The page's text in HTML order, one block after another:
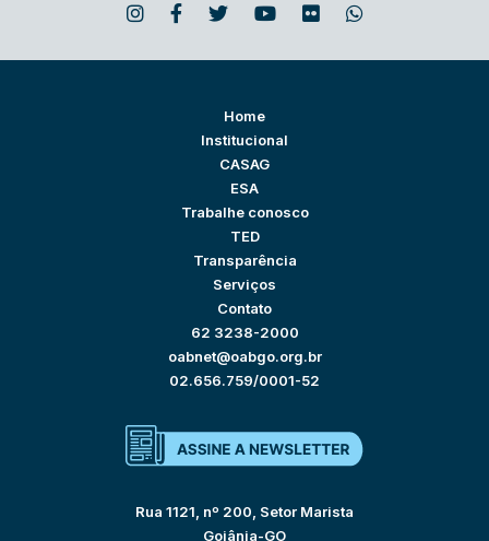
Home
Institucional
CASAG
ESA
Trabalhe conosco
TED
Transparência
Serviços
Contato
62 3238-2000
oabnet@oabgo.org.br
02.656.759/0001-52
Rua 1121, nº 200, Setor Marista
Goiânia-GO